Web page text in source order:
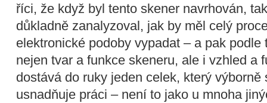
říci, že když byl tento skener navrhován,
důkladně zanalyzoval, jak by měl celý
elektronické podoby vypadat – a pak
nejen tvar a funkce skeneru, ale i vzhled a
dostává do ruky jeden celek, který výborně
usnadňuje práci – není to jako u mnoha